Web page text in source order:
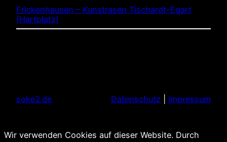
Frickenhausen – Kunstrasen Tischardt-Egart
(Hartplatz)
soke2.de Datenschutz Impressum
Wir verwenden Cookies auf dieser Website. Durch